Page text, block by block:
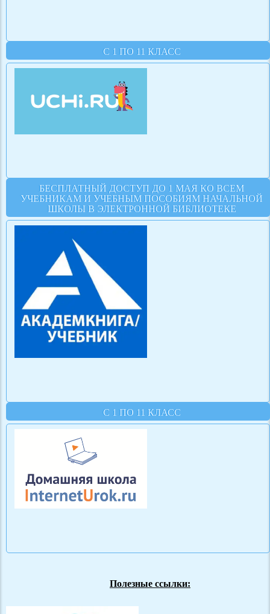
С 1 ПО 11 КЛАСС
БЕСПЛАТНЫЙ ДОСТУП ДО 1 МАЯ КО ВСЕМ
УЧЕБНИКАМ И УЧЕБНЫМ ПОСОБИЯМ НАЧАЛЬНОЙ
ШКОЛЫ В ЭЛЕКТРОННОЙ БИБЛИОТЕКЕ
С 1 ПО 11 КЛАСС
Полезные ссылки: